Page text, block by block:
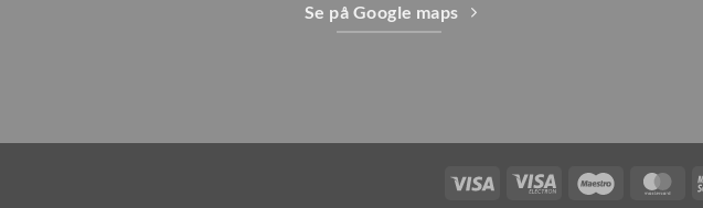
Se på Google maps
Visa
Visa
Maestro